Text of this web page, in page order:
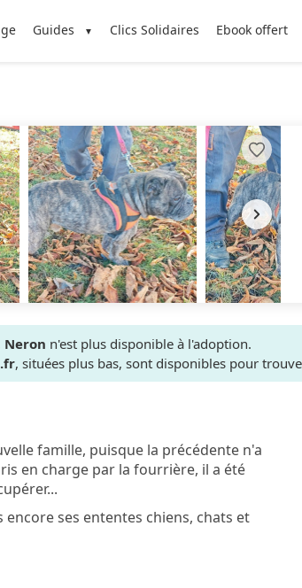
Guides Clics Solidaires Ebook offert
Neron n'est plus disponible à l'adoption.
, situées plus bas, sont disponibles pour
famille, puisque la précédente n'a
en charge par la fourrière, il a été
ses ententes chiens, chats et